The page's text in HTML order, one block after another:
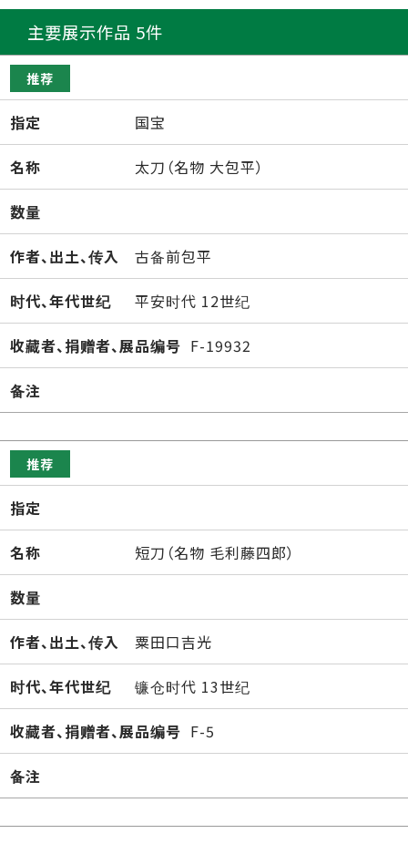
主要展示作品 5件
推荐
指定 国宝
名称 太刀（名物 大包平）
数量
作者、出土、传入 古备前包平
时代、年代世纪 平安时代 12世纪
收藏者、捐赠者、展品编号 F-19932
备注
推荐
指定
名称 短刀（名物 毛利藤四郎）
数量
作者、出土、传入 粟田口吉光
时代、年代世纪 镰仓时代 13世纪
收藏者、捐赠者、展品编号 F-5
备注